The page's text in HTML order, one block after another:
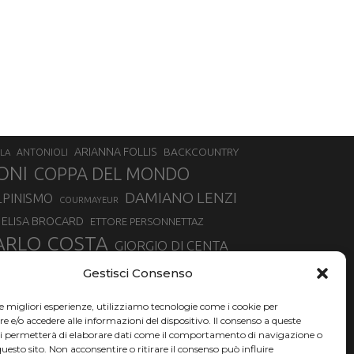
Gestisci Consenso
migliori esperienze, utilizziamo tecnologie come i cookie per
e/o accedere alle informazioni del dispositivo. Il consenso a queste
permetterà di elaborare dati come il comportamento di navigazione o
sito. Non acconsentire o ritirare il consenso può influire
ANTONIOLI ARIANNA FOLLIS
BACKCOUNTRY
COPPA DEL MONDO
COURMAYEUR DAMIANO LENZI
ELISA BROCARD ETTORE PERSONNETTAZ
COSTA GIORGIO DI CENTA
LUCA MATTEOTTI MADONNA DI CAMPIGLIO
NAZIONALE DI SCIALPINISMO NORVEGIA
PSL RAFFAELLA TEMPESTA